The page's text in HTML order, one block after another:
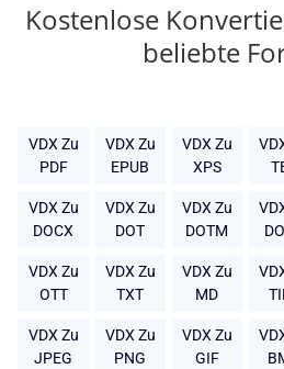
Kostenlose
beliebte
VDX Zu
PDF
VDX Zu
EPUB
VDX Zu
XPS
VDX Zu
DOCX
VDX Zu
DOT
VDX Zu
DOTM
VDX Zu
OTT
VDX Zu
TXT
VDX Zu
MD
VDX Zu
JPEG
VDX Zu
PNG
VDX Zu
GIF